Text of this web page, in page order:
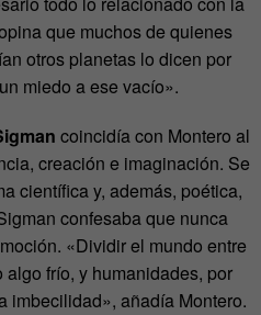
que muchos de quienes
otros planetas lo dicen por
miedo a ese vacío».
coincidía con Montero al
creación e imaginación. Se
científica y, además, poética,
confesaba que nunca
«Dividir el mundo entre
frío, y humanidades, por
imbecilidad», añadía Montero.